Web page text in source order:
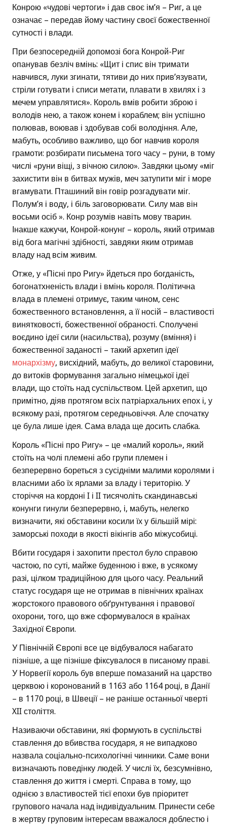
Конрою «чудові чертоги» і дав своє ім’я – Риг, а це
означає – передав йому частину своєї божественної
сутності і влади.
При безпосередній допомозі бога Конрой-Риг
опанував безліч вмінь: «Щит і спис він тримати
навчився, луки згинати, тятиви до них прив’язувати,
стріли готувати і списи метати, плавати в хвилях і з
мечем управлятися». Король вмів робити зброю і
володів нею, а також конем і кораблем; він успішно
полював, воював і здобував собі володіння. Але,
мабуть, особливо важливо, що бог навчив короля
грамоти: розбирати письмена того часу – руни, в тому
числі «руни віщі, з вічною силою». Завдяки цьому «міг
захистити він в битвах мужів, меч затупити міг і море
вгамувати. Пташиний він говір розгадувати міг.
Полум’я і воду, і біль заговорювати. Силу мав він
восьми осіб ». Конр розумів навіть мову тварин.
Інакше кажучи, Конрой-конунг – король, який отримав
від бога магічні здібності, завдяки яким отримав
владу над всім живим.
Отже, у «Пісні про Ригу» йдеться про богданість,
богонатхненість влади і вмінь короля. Політична
влада в племені отримує, таким чином, сенс
божественного встановлення, а її носій – властивості
винятковості, божественної обраності. Сполучені
воєдино ідеї сили (насильства), розуму (вміння) і
божественної заданості – такий архетип ідеї
монархізму, висхідний, мабуть, до великої старовини,
до витоків формування загально німецької ідеї
влади, що стоїть над суспільством. Цей архетип, що
примітно, діяв протягом всіх патріархальних епох і, у
всякому разі, протягом середньовіччя. Але спочатку
це була лише ідея. Сама влада ще досить слабка.
Король «Пісні про Ригу» – це «малий король», який
стоїть на чолі племені або групи племен і
безперервно бореться з сусідніми малими королями і
власними або їх ярлами за владу і територію. У
сторіччя на кордоні I і II тисячоліть скандинавські
конунги гинули безперервно, і, мабуть, нелегко
визначити, які обставини косили їх у більшій мірі:
заморські походи в якості вікінгів або міжусобиці.
Вбити государя і захопити престол було справою
частою, по суті, майже буденною і вже, в усякому
разі, цілком традиційною для цього часу. Реальний
статус государя ще не отримав в північних країнах
жорстокого правового обґрунтування і правової
охорони, того, що вже сформувалося в країнах
Західної Європи.
У Північній Європі все це відбувалося набагато
пізніше, а ще пізніше фіксувалося в писаному праві.
У Норвегії король був вперше помазаний на царство
церквою і коронований в 1163 або 1164 році, в Данії
– в 1170 році, в Швеції – не раніше останньої чверті
XII століття.
Називаючи обставини, які формують в суспільстві
ставлення до вбивства государя, я не випадково
назвала соціально-психологічні чинники. Саме вони
визначають поведінку людей. У числі їх, безсумнівно,
ставлення до життя і смерті. Справа в тому, що
однією з властивостей тієї епохи був пріоритет
групового начала над індивідуальним. Принести себе
в жертву груповим інтересам вважалося доблестю і